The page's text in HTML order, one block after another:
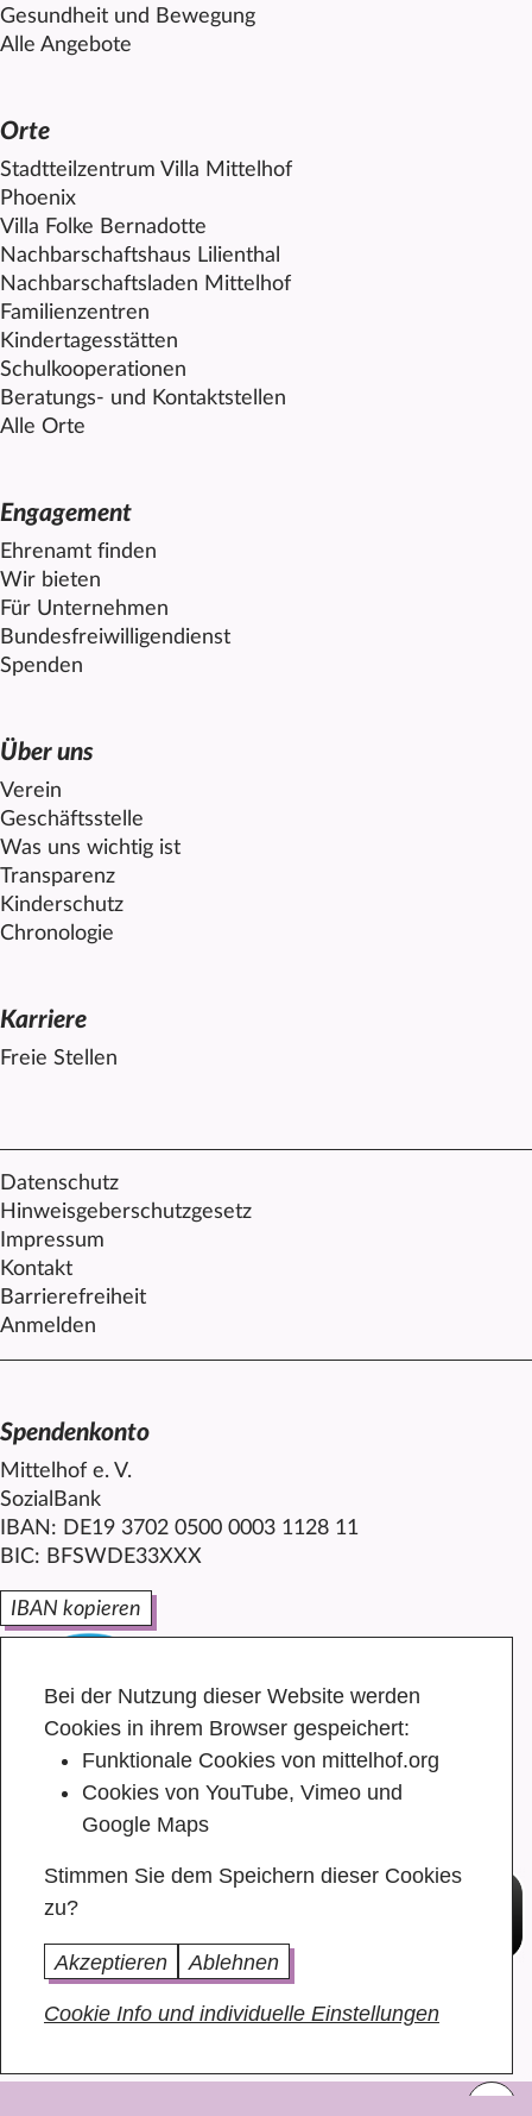
Gesundheit und Bewegung
Alle Angebote
Orte
Stadtteilzentrum Villa Mittelhof
Phoenix
Villa Folke Bernadotte
Nachbarschaftshaus Lilienthal
Nachbarschaftsladen Mittelhof
Familienzentren
Kindertagesstätten
Schulkooperationen
Beratungs- und Kontaktstellen
Alle Orte
Engagement
Ehrenamt finden
Wir bieten
Für Unternehmen
Bundesfreiwilligendienst
Spenden
Über uns
Verein
Geschäftsstelle
Was uns wichtig ist
Transparenz
Kinderschutz
Chronologie
Karriere
Freie Stellen
Datenschutz
Hinweisgeberschutzgesetz
Impressum
Kontakt
Barrierefreiheit
Anmelden
Spendenkonto
Mittelhof e. V.
SozialBank
IBAN: DE19 3702 0500 0003 1128 11
BIC: BFSWDE33XXX
IBAN kopieren
Bei der Nutzung dieser Website werden
Cookies in ihrem Browser gespeichert:
Funktionale Cookies von mittelhof.org
Cookies von YouTube, Vimeo und
Google Maps
Stimmen Sie dem Speichern dieser Cookies
zu?
Akzeptieren Ablehnen
Cookie Info und individuelle Einstellungen